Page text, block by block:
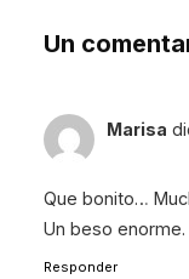
Un
Marisa
Que bonito…
Un beso enorme.
Responder